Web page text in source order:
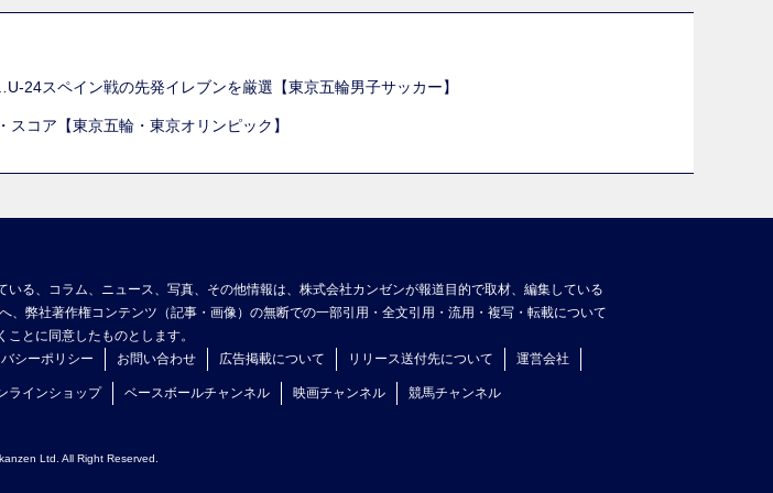
24スペイン戦の先発イレブンを厳選【東京五輪男子サッカー】
コア【東京五輪・東京オリンピック】
る、コラム、ニュース、写真、その他情報は、株式会社カンゼンが報道目的で取材、編集している
弊社著作権コンテンツ（記事・画像）の無断での一部引用・全文引用・流用・複写・転載について
とに同意したものとします。
シーポリシー お問い合わせ 広告掲載について リリース送付先について 運営会社
ラインショップ ベースボールチャンネル 映画チャンネル 競馬チャンネル
Ltd. All Right Reserved.